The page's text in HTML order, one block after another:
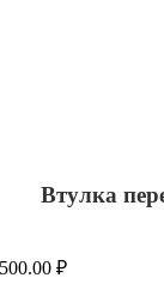
Втулка
500.00₽